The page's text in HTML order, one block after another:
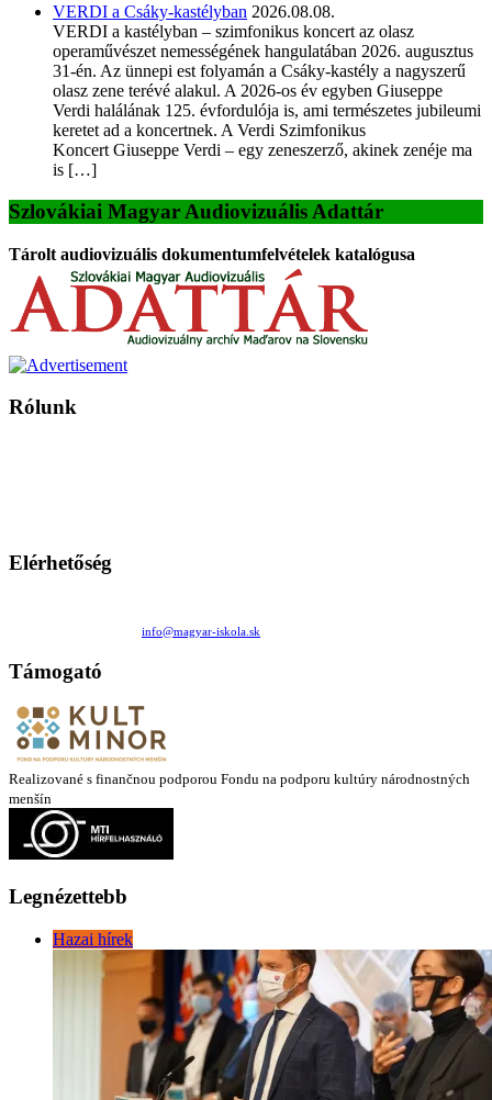
VERDI a Csáky-kastélyban 2026.08.08.
VERDI a kastélyban – szimfonikus koncert az olasz
operaművészet nemességének hangulatában 2026. augusztus
31-én. Az ünnepi est folyamán a Csáky-kastély a nagyszerű
olasz zene terévé alakul. A 2026-os év egyben Giuseppe
Verdi halálának 125. évfordulója is, ami természetes jubileumi
keretet ad a koncertnek. A Verdi Szimfonikus
Koncert Giuseppe Verdi – egy zeneszerző, akinek zenéje ma
is […]
Szlovákiai Magyar Audiovizuális Adattár
Tárolt audiovizuális dokumentumfelvételek katalógusa
Rólunk
Elérhetőség
info@magyar-iskola.sk
Támogató
Realizované s finančnou podporou Fondu na podporu kultúry národnostných
menšín
Legnézettebb
Hazai hírek